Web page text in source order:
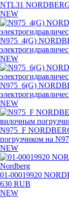
NTL31
NEW
N975_4(G)
NEW
N975_6(G)
NEW
N975_F
погрузчиком на
NEW
01-00019920
630 RUB
NEW